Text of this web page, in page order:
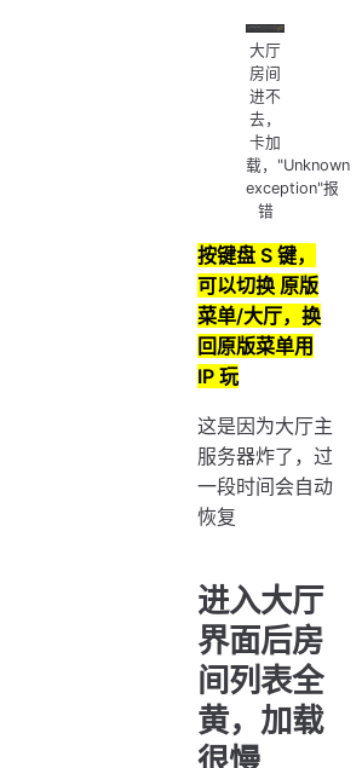
大厅
房间
进不
去，
卡加
载，"Unknown
exception"报
错
按键盘 S 键，
可以切换 原版
菜单/大厅，换
回原版菜单用
IP 玩
这是因为大厅主
服务器炸了，过
一段时间会自动
恢复
进入大厅
界面后房
间列表全
黄，加载
很慢